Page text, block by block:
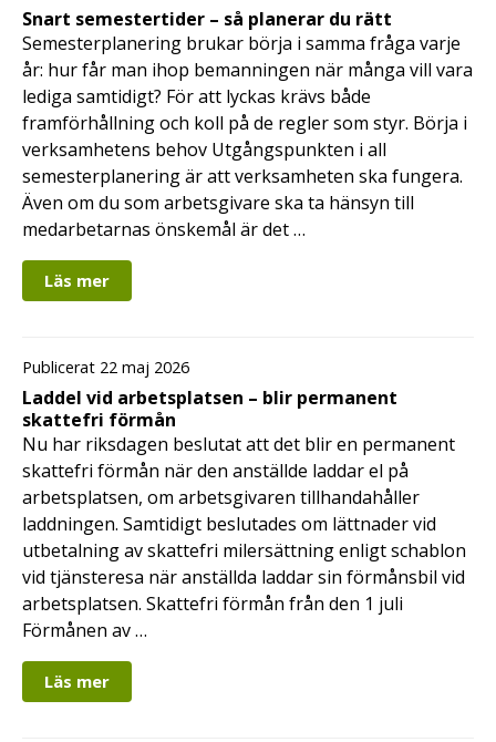
Snart semestertider – så planerar du rätt
Semesterplanering brukar börja i samma fråga varje
år: hur får man ihop bemanningen när många vill vara
lediga samtidigt? För att lyckas krävs både
framförhållning och koll på de regler som styr. Börja i
verksamhetens behov Utgångspunkten i all
semesterplanering är att verksamheten ska fungera.
Även om du som arbetsgivare ska ta hänsyn till
medarbetarnas önskemål är det …
Läs mer
Publicerat 22 maj 2026
Laddel vid arbetsplatsen – blir permanent
skattefri förmån
Nu har riksdagen beslutat att det blir en permanent
skattefri förmån när den anställde laddar el på
arbetsplatsen, om arbetsgivaren tillhandahåller
laddningen. Samtidigt beslutades om lättnader vid
utbetalning av skattefri milersättning enligt schablon
vid tjänsteresa när anställda laddar sin förmånsbil vid
arbetsplatsen. Skattefri förmån från den 1 juli
Förmånen av …
Läs mer